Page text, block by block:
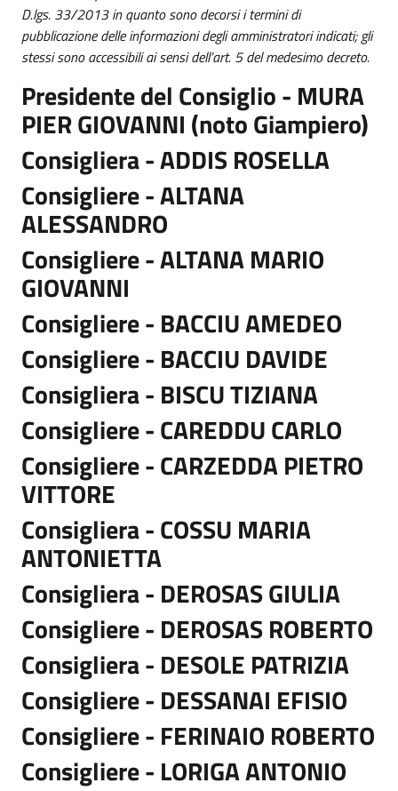
D.lgs. 33/2013 in quanto sono decorsi i termini di
pubblicazione delle informazioni degli amministratori indicati; gli
stessi sono accessibili ai sensi dell’art. 5 del medesimo decreto.
Presidente del Consiglio - MURA
PIER GIOVANNI (noto Giampiero)
Consigliera - ADDIS ROSELLA
Consigliere - ALTANA
ALESSANDRO
Consigliere - ALTANA MARIO
GIOVANNI
Consigliere - BACCIU AMEDEO
Consigliere - BACCIU DAVIDE
Consigliera - BISCU TIZIANA
Consigliere - CAREDDU CARLO
Consigliere - CARZEDDA PIETRO
VITTORE
Consigliera - COSSU MARIA
ANTONIETTA
Consigliera - DEROSAS GIULIA
Consigliere - DEROSAS ROBERTO
Consigliera - DESOLE PATRIZIA
Consigliere - DESSANAI EFISIO
Consigliere - FERINAIO ROBERTO
Consigliere - LORIGA ANTONIO